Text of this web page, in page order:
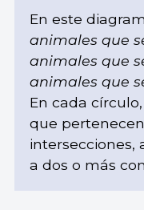
En este
animales que
animales que
animales que
En cada
que
intersecciones,
a dos o más